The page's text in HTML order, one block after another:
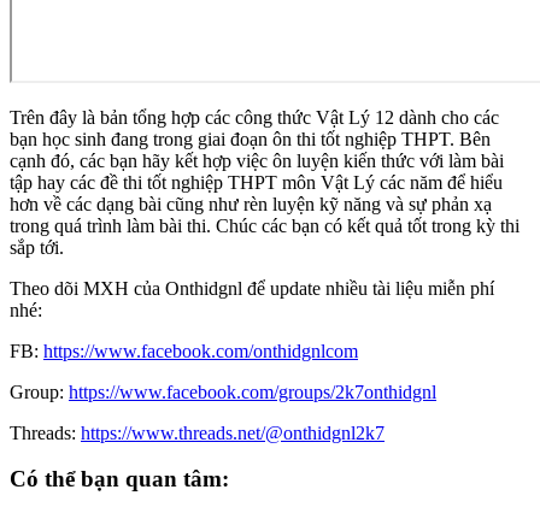
Trên đây là bản tổng hợp các công thức Vật Lý 12 dành cho các
bạn học sinh đang trong giai đoạn ôn thi tốt nghiệp THPT. Bên
cạnh đó, các bạn hãy kết hợp việc ôn luyện kiến thức với làm bài
tập hay các đề thi tốt nghiệp THPT môn Vật Lý các năm để hiểu
hơn về các dạng bài cũng như rèn luyện kỹ năng và sự phản xạ
trong quá trình làm bài thi. Chúc các bạn có kết quả tốt trong kỳ thi
sắp tới.
Theo dõi MXH của Onthidgnl để update nhiều tài liệu miễn phí
nhé:
FB: https://www.facebook.com/onthidgnlcom
Group: https://www.facebook.com/groups/2k7onthidgnl
Threads: https://www.threads.net/@onthidgnl2k7
Có thể bạn quan tâm: